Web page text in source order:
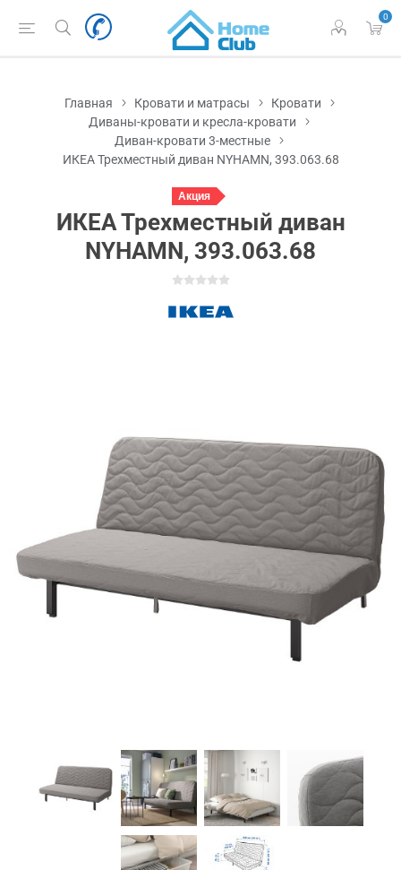
0
Главная Кровати и матрасы
Кровати
Диваны-кровати и кресла-кровати
Диван-кровати 3-местные
ИКЕА Трехместный диван NYHAMN, 393.063.68
Акция
ИКЕА Трехместный диван
NYHAMN, 393.063.68